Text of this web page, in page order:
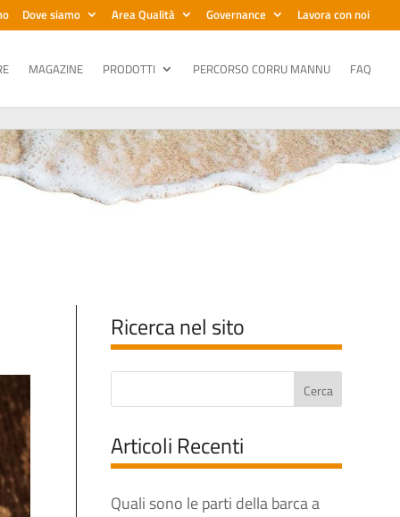
Dove siamo Area Qualità Governance Lavora con noi
MAGAZINE PRODOTTI PERCORSO CORRU MANNU FAQ
Ricerca nel sito
Articoli Recenti
Quali sono le parti della barca a